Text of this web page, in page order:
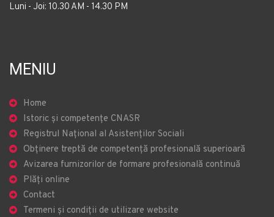
Luni - Joi: 10.30 AM - 14.30 PM
MENIU
Home
Istoric și competențe CNASR
Registrul Național al Asistenților Sociali
Obținere treptă de competență profesională superioară
Avizarea furnizorilor de formare profesională continuă
Plăți online
Contact
Termeni și condiții de utilizare website